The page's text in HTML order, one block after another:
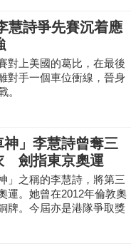
慧詩爭先賽沉着應
對上美國的葛比，在最後
對手一個車位衝線，晉身
。
神」李慧詩曾奪三
劍指東京奧運
」之稱的李慧詩，將第三
運。她曾在2012年倫敦奧
牌。今屆亦是港隊爭取獎
，李慧詩更是三奪代表單